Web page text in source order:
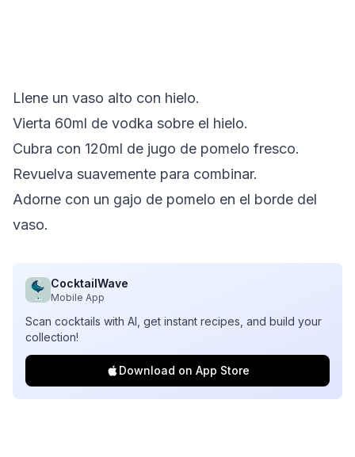
Llene un vaso alto con hielo.
Vierta 60ml de vodka sobre el hielo.
Cubra con 120ml de jugo de pomelo fresco.
Revuelva suavemente para combinar.
Adorne con un gajo de pomelo en el borde del
vaso.
CocktailWave
Mobile App
Scan cocktails with AI, get instant recipes, and build your
collection!
Download on App Store